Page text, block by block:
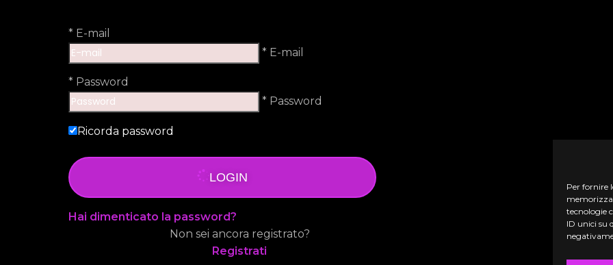
Per fornire
tecnologie
ID unici su
* E-mail
* E-mail
* Password
* Password
Ricorda password
LOGIN
Hai dimenticato la password?
Non sei ancora registrato?
Registrati